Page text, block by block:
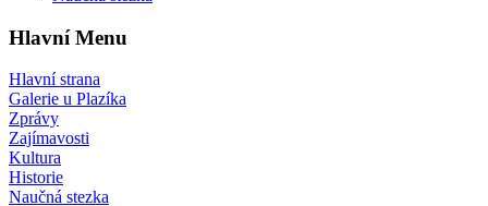
Hlavní Menu
Hlavní strana
Galerie u Plazíka
Zprávy
Zajímavosti
Kultura
Historie
Naučná stezka